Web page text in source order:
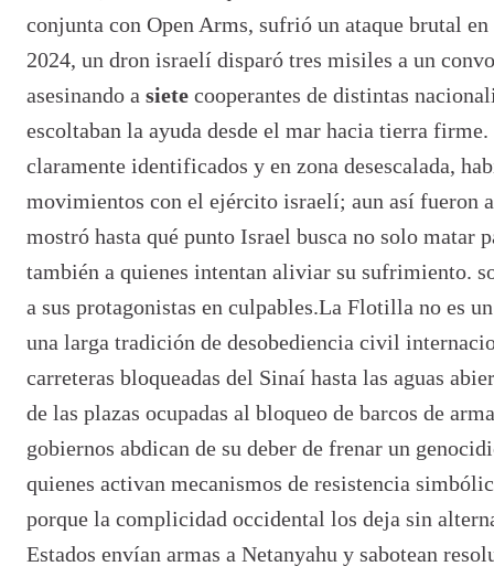
conjunta con Open Arms, sufrió un ataque brutal
2024, un dron israelí disparó tres misiles a un
asesinando a siete cooperantes de distintas
escoltaban la ayuda desde el mar hacia tierra
claramente identificados y en zona desescalada,
movimientos con el ejército israelí; aun así fueron
mostró hasta qué punto Israel busca no solo matar
también a quienes intentan aliviar su sufrimiento.
a sus protagonistas en culpables.La Flotilla no es
una larga tradición de desobediencia civil
carreteras bloqueadas del Sinaí hasta las aguas
de las plazas ocupadas al bloqueo de barcos de
gobiernos abdican de su deber de frenar un
quienes activan mecanismos de resistencia
porque la complicidad occidental los deja sin
Estados envían armas a Netanyahu y sabotean